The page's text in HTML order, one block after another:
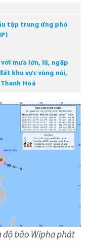
tập trung ứng phó
mưa lớn, lũ, ngập
khu vực vùng núi,
Hoá
độ bão Wipha phát